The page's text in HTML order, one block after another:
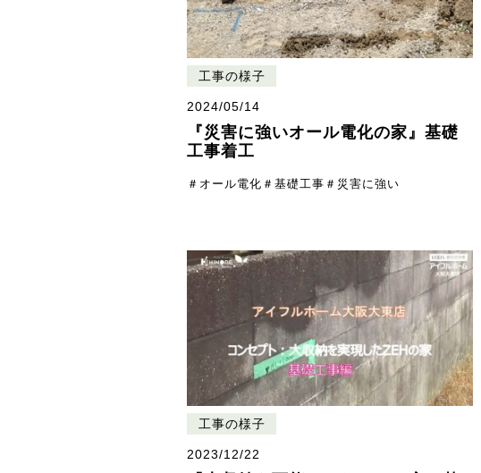
工事の様子
2024/05/14
『災害に強いオール電化の家』基礎
工事着工
＃オール電化 ＃基礎工事 ＃災害に強い
工事の様子
2023/12/22